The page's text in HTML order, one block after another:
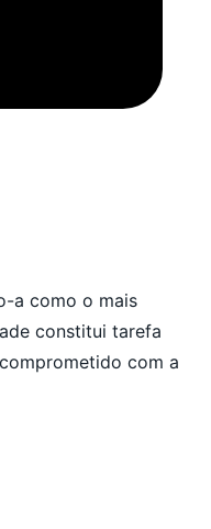
a como o mais
constitui tarefa
com a